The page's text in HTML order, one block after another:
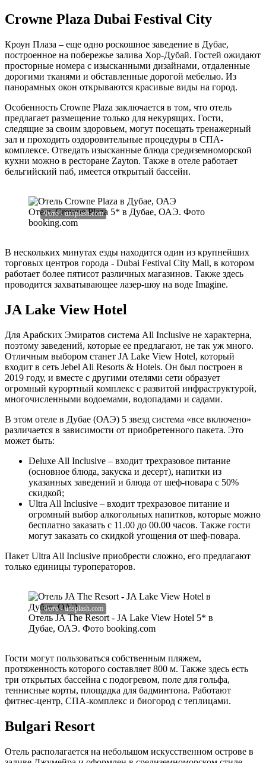
Crowne Plaza Dubai Festival City
Кроун Плаза – еще одно роскошное заведение в Дубае,
построенное на побережье залива Хор-Дубай. Гостей ожидают
просторные номера с изысканными дизайнами, отдаленные
дорогими тканями и обставленные дорогой мебелью. Из
панорамных окон открываются красивые виды на город.
Особенность Crowne Plaza заключается в том, что отель
предлагает размещение только для некурящих. Гости,
следящие за своим здоровьем, могут посещать тренажерный
зал и проходить оздоровительные процедуры в СПА-
комплексе. Отведать изысканные блюда средиземноморской
кухни можно в ресторане Zayton. Также в отеле работает
бельгийский паб, имеется открытый бассейн.
Отель Crowne Plaza 5* в Дубае, ОАЭ. Фото
booking.com
В нескольких минутах езды находится один из крупнейших
торговых центров города - Dubai Festival City Mall, в котором
работает более пятисот различных магазинов. Также здесь
проводится захватывающее лазер-шоу на воде Imagine.
JA Lake View Hotel
Для Арабских Эмиратов система All Inclusive не характерна,
поэтому заведений, которые ее предлагают, не так уж много.
Отличным выбором станет JA Lake View Hotel, который
входит в сеть Jebel Ali Resorts & Hotels. Он был построен в
2019 году, и вместе с другими отелями сети образует
огромный курортный комплекс с развитой инфраструктурой,
многочисленными водоемами, водопадами и садами.
В этом отеле в Дубае (ОАЭ) 5 звезд система «все включено»
различается в зависимости от приобретенного пакета. Это
может быть:
Deluxe All Inclusive – входит трехразовое питание
(основное блюда, закуска и десерт), напитки из
указанных заведений и блюда от шеф-повара с 50%
скидкой;
Ultra All Inclusive – входит трехразовое питание и
огромный выбор алкогольных напитков, которые можно
бесплатно заказать с 11.00 до 00.00 часов. Также гости
могут заказать со скидкой угощения от шеф-повара.
Пакет Ultra All Inclusive приобрести сложно, его предлагают
только единицы туроператоров.
Отель JA The Resort - JA Lake View Hotel 5* в
Дубае, ОАЭ. Фото booking.com
Гости могут пользоваться собственным пляжем,
протяженность которого составляет 800 м. Также здесь есть
три открытых бассейна с подогревом, поле для гольфа,
теннисные корты, площадка для бадминтона. Работают
фитнес-центр, СПА-комплекс и биогород с теплицами.
Bulgari Resort
Отель располагается на небольшом искусственном острове в